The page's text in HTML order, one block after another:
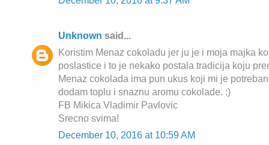
Unknown said...
Koristim Menaz cokoladu jer ju je i moja majka
poslastice i to je nekako postala tradicija koju
Menaz cokolada ima pun ukus koji mi je
dodam toplu i snaznu aromu cokolade. :)
FB Mikica Vladimir Pavlovic
Srecno svima!
December 10, 2016 at 10:59 AM